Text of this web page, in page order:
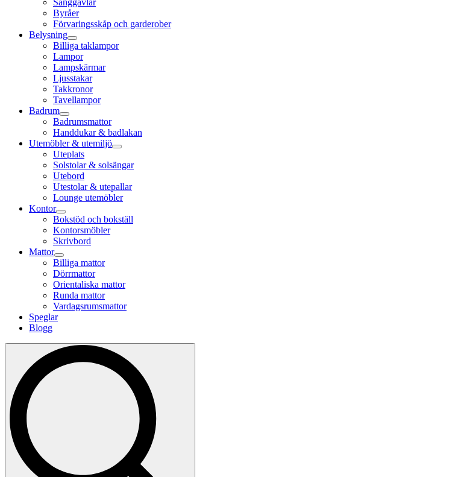
Sänggavlar
Byråer
Förvaringsskåp och garderober
Belysning
Billiga taklampor
Lampor
Lampskärmar
Ljusstakar
Takkronor
Tavellampor
Badrum
Badrumsmattor
Handdukar & badlakan
Utemöbler & utemiljö
Uteplats
Solstolar & solsängar
Utebord
Utestolar & utepallar
Lounge utemöbler
Kontor
Bokstöd och bokställ
Kontorsmöbler
Skrivbord
Mattor
Billiga mattor
Dörrmattor
Orientaliska mattor
Runda mattor
Vardagsrumsmattor
Speglar
Blogg